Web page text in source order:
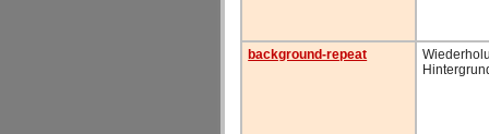
background-repeat